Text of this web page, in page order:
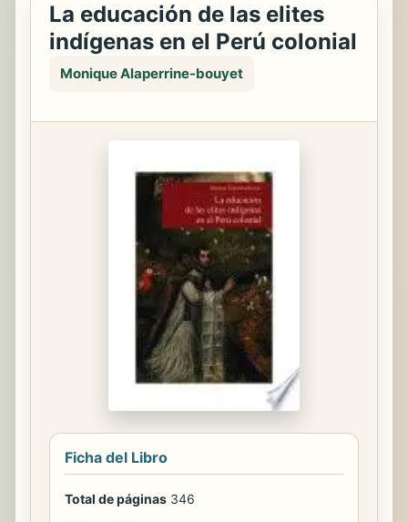
La educación de las elites
indígenas en el Perú colonial
Monique Alaperrine-bouyet
Ficha del Libro
Total de páginas 346